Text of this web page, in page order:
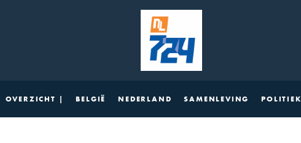
OVERZICHT | BELGIË NEDERLAND SAMENLEVING POLITIEK